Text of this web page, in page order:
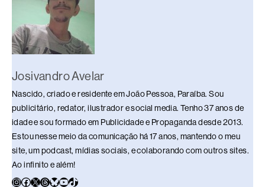
Josivandro Avelar
Nascido, criado e residente em João Pessoa, Paraíba. Sou
publicitário, redator, ilustrador e social media. Tenho 37 anos de
idade e sou formado em Publicidade e Propaganda desde 2013.
Estou nesse meio da comunicação há 17 anos, mantendo o meu
site, um podcast, mídias sociais, e colaborando com outros sites.
Ao infinito e além!